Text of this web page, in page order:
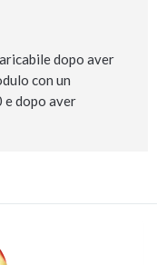
dopo aver
con un
e dopo aver